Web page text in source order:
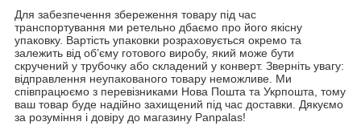
Для забезпечення збереження товару під час
транспортування ми ретельно дбаємо про його якісну
упаковку. Вартість упаковки розраховується окремо та
залежить від об’єму готового виробу, який може бути
скручений у трубочку або складений у конверт. Зверніть увагу:
відправлення неупакованого товару неможливе. Ми
співпрацюємо з перевізниками Нова Пошта та Укрпошта, тому
ваш товар буде надійно захищений під час доставки. Дякуємо
за розуміння і довіру до магазину Panpalas!